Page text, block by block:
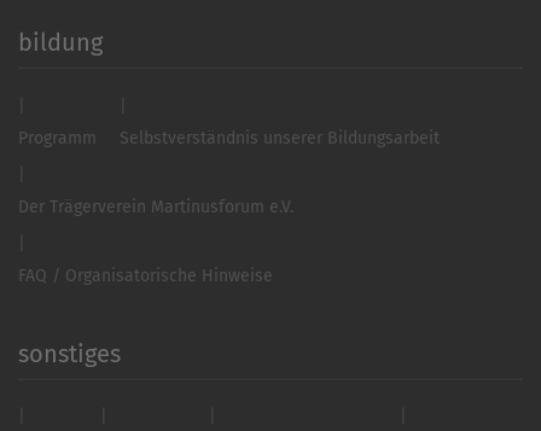
bildung
Programm Selbstverständnis unserer Bildungsarbeit
Der Trägerverein Martinusforum e.V.
FAQ / Organisatorische Hinweise
sonstiges